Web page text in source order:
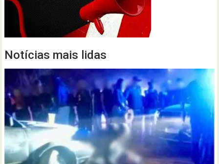
Notícias mais lidas